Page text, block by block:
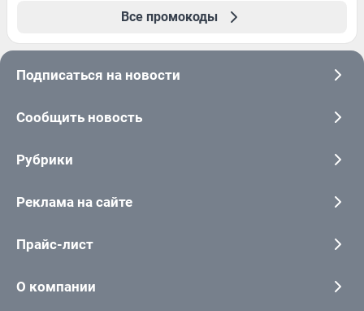
Все промокоды
Подписаться на новости
Сообщить новость
Рубрики
Реклама на сайте
Прайс-лист
О компании